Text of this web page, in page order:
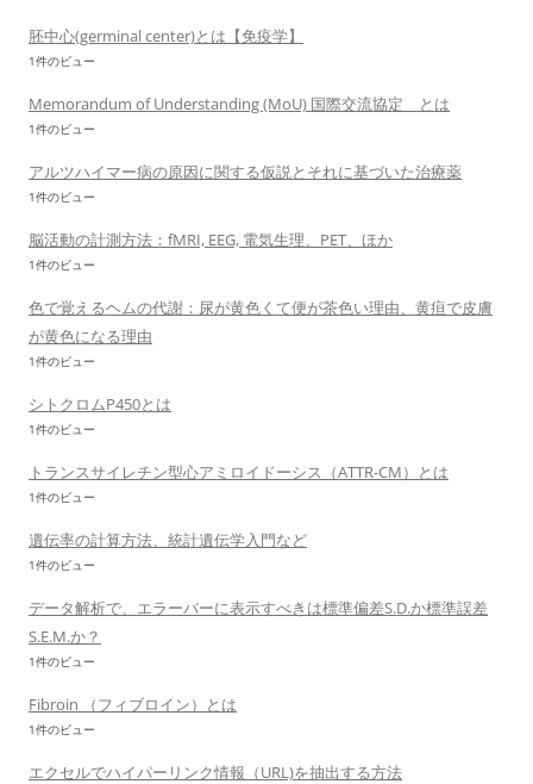
胚中心(germinal center)とは【免疫学】
1件のビュー
Memorandum of Understanding (MoU) 国際交流協定 とは
1件のビュー
アルツハイマー病の原因に関する仮説とそれに基づいた治療薬
1件のビュー
脳活動の計測方法：fMRI, EEG, 電気生理、PET、ほか
1件のビュー
色で覚えるヘムの代謝：尿が黄色くて便が茶色い理由、黄疸で皮膚
が黄色になる理由
1件のビュー
シトクロムP450とは
1件のビュー
トランスサイレチン型心アミロイドーシス（ATTR-CM）とは
1件のビュー
遺伝率の計算方法、統計遺伝学入門など
1件のビュー
データ解析で、エラーバーに表示すべきは標準偏差S.D.か標準誤差
S.E.M.か？
1件のビュー
Fibroin （フィブロイン）とは
1件のビュー
エクセルでハイパーリンク情報（URL)を抽出する方法